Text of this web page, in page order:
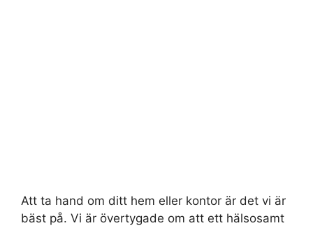
Att ta hand om ditt hem eller kontor är det vi är
bäst på. Vi är övertygade om att ett hälsosamt